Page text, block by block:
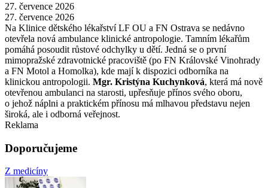
27. července 2026
27. července 2026
Na Klinice dětského lékařství LF OU a FN Ostrava se nedávno
otevřela nová ambulance klinické antropologie. Tamním lékařům
pomáhá posoudit růstové odchylky u dětí. Jedná se o první
mimopražské zdravotnické pracoviště (po FN Královské Vinohrady
a FN Motol a Homolka), kde mají k dispozici odborníka na
klinickou antropologii. Mgr. Kristýna Kuchynková, která má nově
otevřenou ambulanci na starosti, upřesňuje přínos svého oboru,
o jehož náplni a praktickém přínosu má mlhavou představu nejen
široká, ale i odborná veřejnost.
Reklama
Doporučujeme
Z medicíny